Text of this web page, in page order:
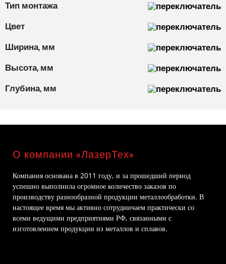
Тип монтажа
Цвет
Ширина, мм
Высота, мм
Глубина, мм
О компании «ЛазерТех»
Компания основана в 2011 году, и за прошедший период
успешно выполнила огромное количество заказов по
производству разнообразной продукции металлообработки. В
настоящее время мы активно сотрудничаем практически со
всеми ведущими предприятиями РФ, связанными с
изготовлением продукции из металлов и сплавов.